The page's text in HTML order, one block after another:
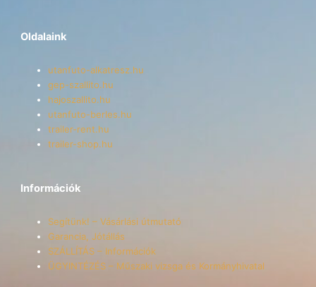
Oldalaink
utanfuto-alkatresz.hu
gep-szallito.hu
hajoszallito.hu
utanfuto-berles.hu
trailer-rent.hu
trailer-shop.hu
Információk
Segítünk! – Vásárlási útmutató
Garancia, Jótállás
SZÁLLÍTÁS – Információk
ÜGYINTÉZÉS – Műszaki vizsga és Kormányhivatal